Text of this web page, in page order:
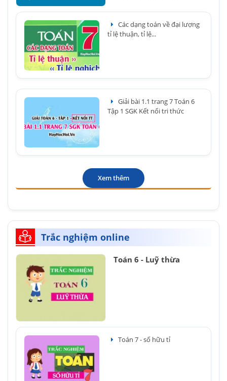
Các dạng toán về đại lượng
tỉ lệ thuận, tỉ lệ...
Giải bài 1.1 trang 7 Toán 6
Tập 1 SGK Kết nối tri thức
Xem thêm
Trắc nghiệm online
Toán 6 - Luỹ thừa
Toán 7 - số hữu tỉ